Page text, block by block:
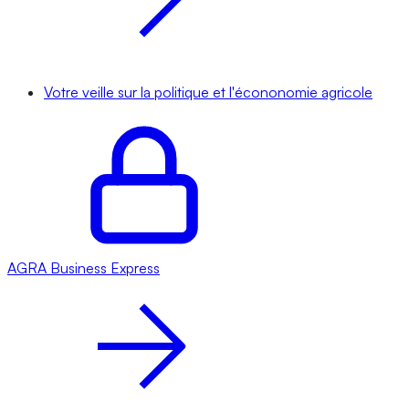
Votre veille sur la politique et l'écononomie agricole
AGRA Business Express